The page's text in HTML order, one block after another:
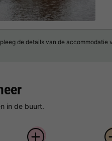
de details van de accommodatie
in de buurt.